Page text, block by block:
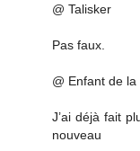
@ Talisker
Pas faux.
@ Enfant de la
J’ai déjà fait
nouveau